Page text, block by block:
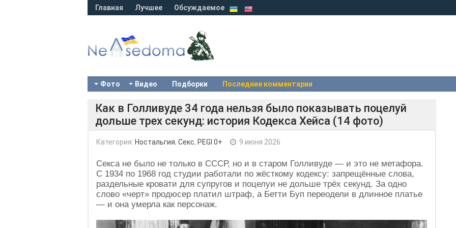
Главная Лучшее Обсуждаемое
Фото Видео Подборки Последние комментарии
Как в Голливуде 34 года нельзя было показывать поцелуй
дольше трех секунд: история Кодекса Хейса (14 фото)
Категория: Ностальгия, Секс, PEGI 0+ 9 июня 2026
Секса не было не только в СССР, но и в старом Голливуде — и это не метафора.
С 1934 по 1968 год студии работали по жёсткому кодексу: запрещённые слова,
раздельные кровати для супругов и поцелуи не дольше трёх секунд. За одно
слово «черт» продюсер платил штраф, а Бетти Буп переодели в длинное платье
— и она умерла как персонаж.